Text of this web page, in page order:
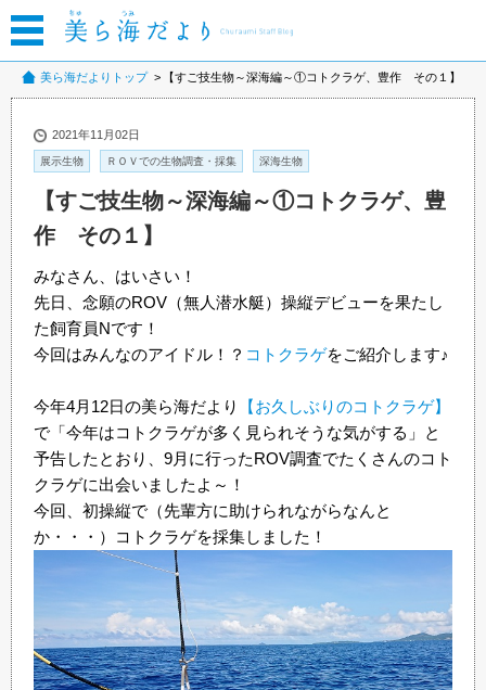
美ら海だよりトップ 【すご技生物～深海編～①コトクラゲ、豊作 その１】
2021年11月02日
展示生物 ＲＯＶでの生物調査・採集 深海生物
【すご技生物～深海編～①コトクラゲ、豊
作 その１】
みなさん、はいさい！
先日、念願のROV（無人潜水艇）操縦デビューを果たし
た飼育員Nです！
今回はみんなのアイドル！？ コトクラゲをご紹介します♪
今年4月12日の美ら海だより
【お久しぶりのコトクラゲ】
で「今年はコトクラゲが多く見られそうな気がする」と
予告したとおり、9月に行ったROV調査でたくさんのコト
クラゲに出会いましたよ～！
今回、初操縦で（先輩方に助けられながらなんと
か・・・）コトクラゲを採集しました！